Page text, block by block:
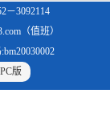
－3092114
（值班）
PC版